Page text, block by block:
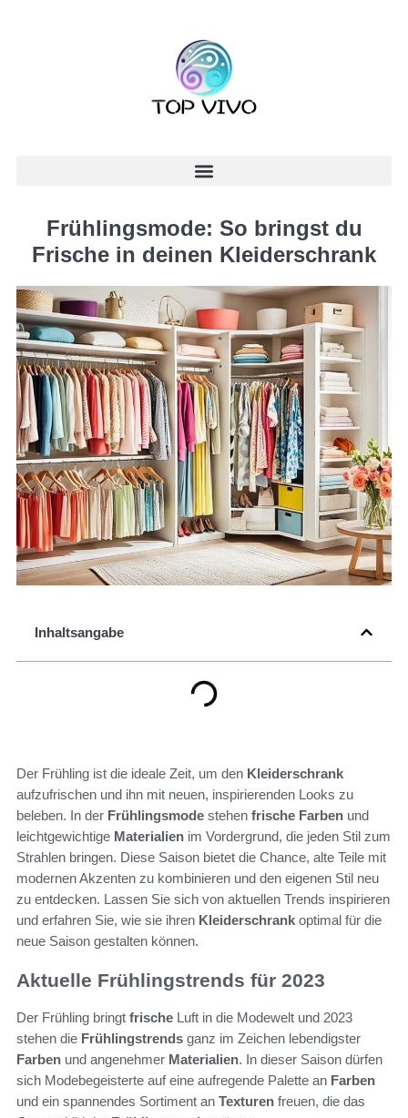
Frühlingsmode: So bringst du
Frische in deinen Kleiderschrank
Inhaltsangabe
Der Frühling ist die ideale Zeit, um den Kleiderschrank
aufzufrischen und ihn mit neuen, inspirierenden Looks zu
beleben. In der Frühlingsmode stehen frische Farben und
leichtgewichtige Materialien im Vordergrund, die jeden Stil zum
Strahlen bringen. Diese Saison bietet die Chance, alte Teile mit
modernen Akzenten zu kombinieren und den eigenen Stil neu
zu entdecken. Lassen Sie sich von aktuellen Trends inspirieren
und erfahren Sie, wie sie ihren Kleiderschrank optimal für die
neue Saison gestalten können.
Aktuelle Frühlingstrends für 2023
Der Frühling bringt frische Luft in die Modewelt und 2023
stehen die Frühlingstrends ganz im Zeichen lebendigster
Farben und angenehmer Materialien. In dieser Saison dürfen
sich Modebegeisterte auf eine aufregende Palette an Farben
und ein spannendes Sortiment an Texturen freuen, die das